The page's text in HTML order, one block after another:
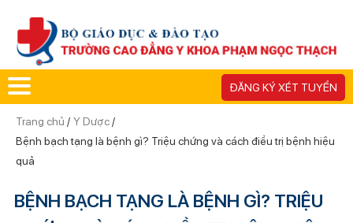
ĐĂNG KÝ XÉT TUYỂN
Trang chủ / Y Dược/
Bệnh bạch tạng là bệnh gì? Triệu chứng và cách điều trị bệnh hiệu
quả
BỆNH BẠCH TẠNG LÀ BỆNH GÌ? TRIỆU